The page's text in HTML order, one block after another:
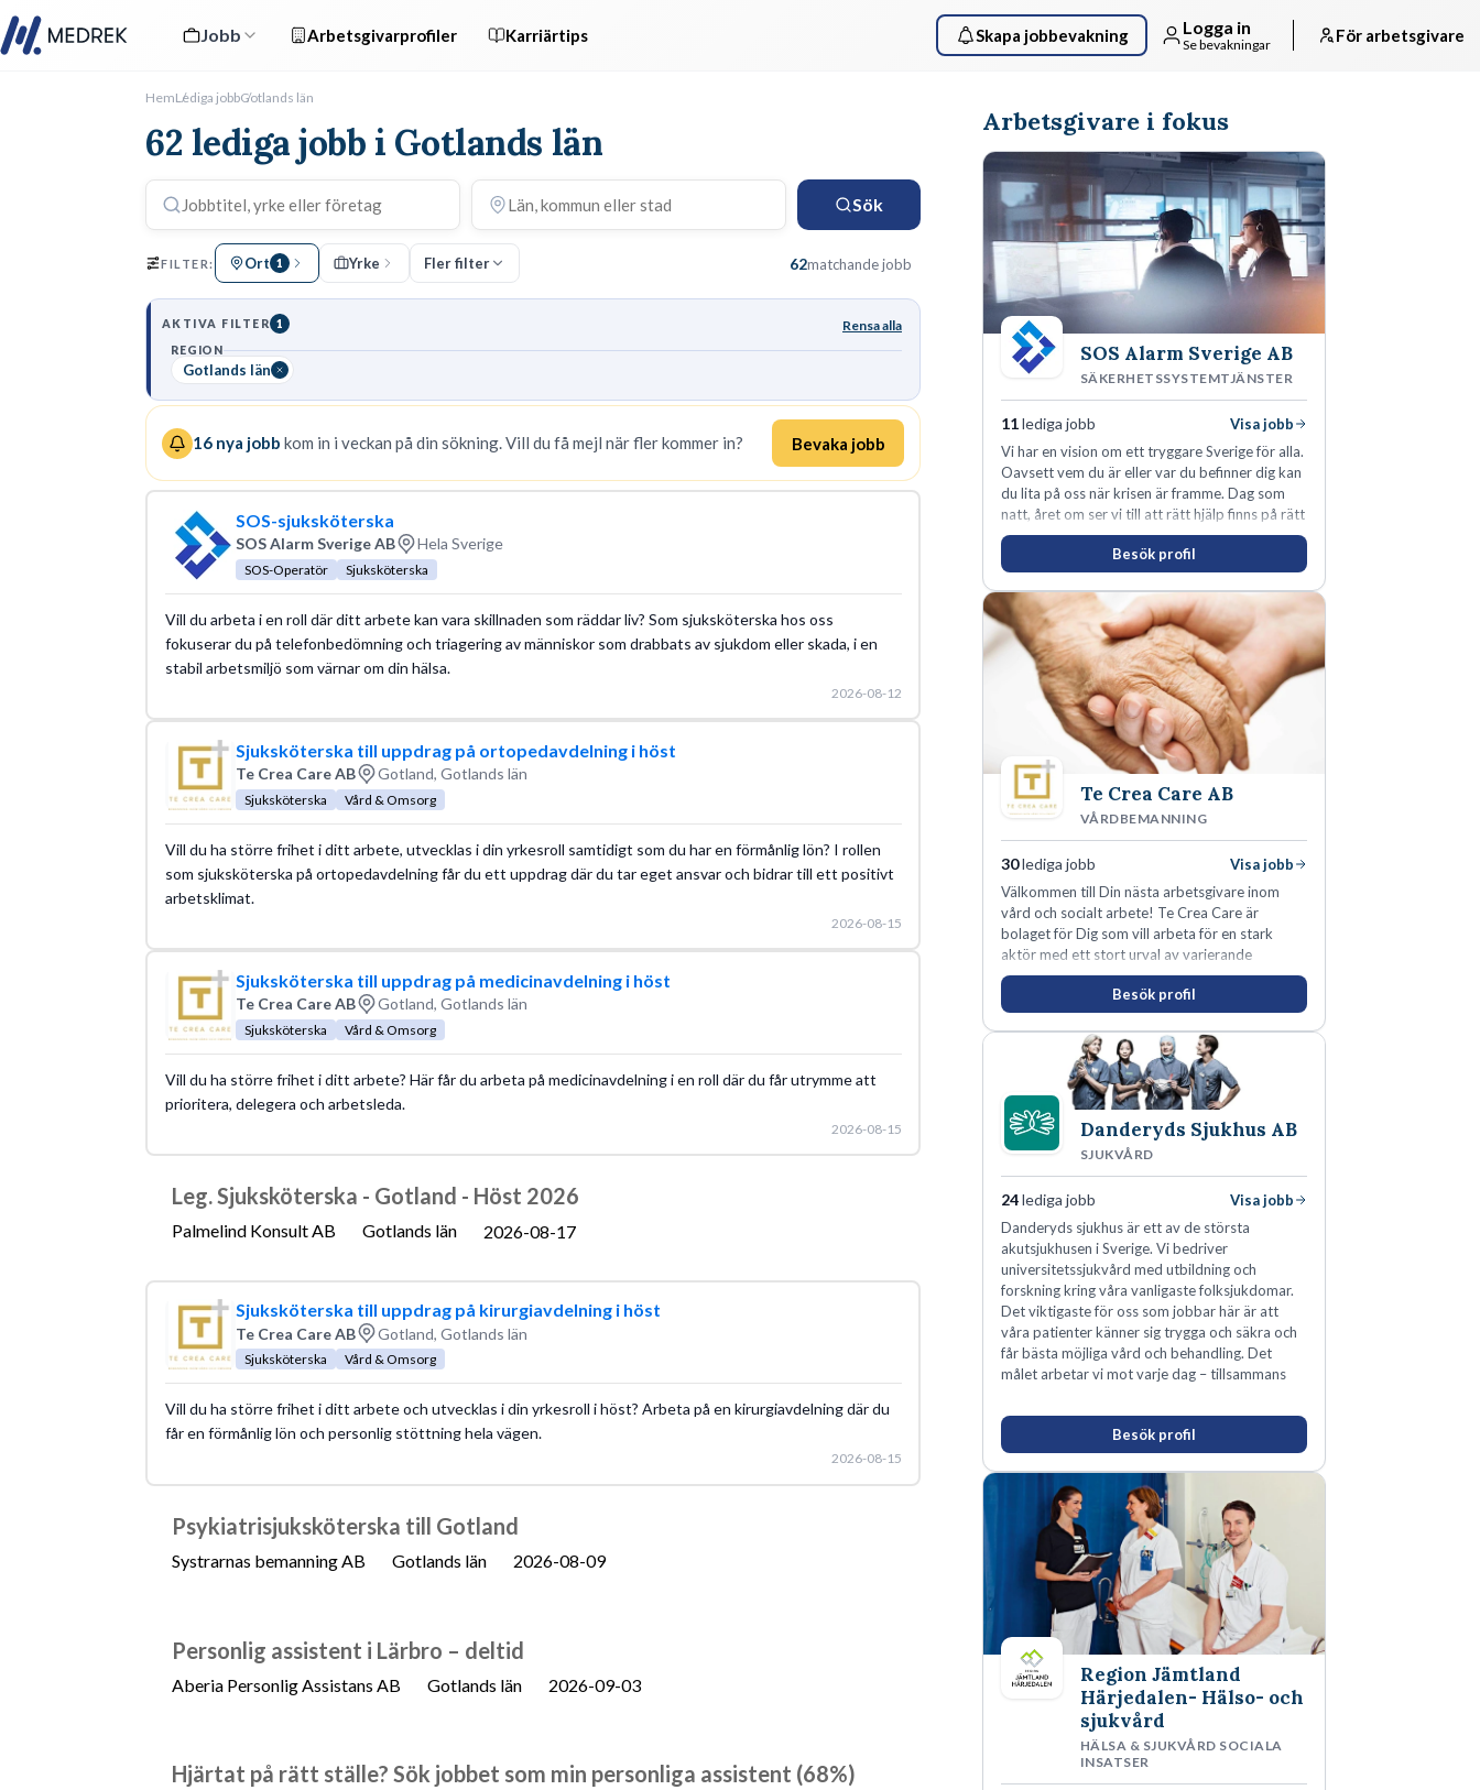
Jobb Arbetsgivarprofiler Karriärtips Skapa jobbevakning Logga in
Se bevakningar För arbetsgivare
HemLediga jobbGotlands län
62 lediga jobb i Gotlands län
Sök
FILTER: Ort 1 Yrke Fler filter 62matchande jobb
AKTIVA FILTER 1 Rensa alla
REGION
Gotlands län
16 nya jobb kom in i veckan på din sökning. Vill du få mejl när fler kommer in? Bevaka jobb
SOS-sjuksköterska
SOS Alarm Sverige AB Hela Sverige
SOS-Operatör Sjuksköterska
Vill du arbeta i en roll där ditt arbete kan vara skillnaden som räddar liv? Som sjuksköterska hos oss
fokuserar du på telefonbedömning och triagering av människor som drabbats av sjukdom eller skada, i en
stabil arbetsmiljö som värnar om din hälsa.
2026-08-12
Sjuksköterska till uppdrag på ortopedavdelning i höst
Te Crea Care AB Gotland, Gotlands län
Sjuksköterska Vård & Omsorg
Vill du ha större frihet i ditt arbete, utvecklas i din yrkesroll samtidigt som du har en förmånlig lön? I rollen
som sjuksköterska på ortopedavdelning får du ett uppdrag där du tar eget ansvar och bidrar till ett positivt
arbetsklimat.
2026-08-15
Sjuksköterska till uppdrag på medicinavdelning i höst
Te Crea Care AB Gotland, Gotlands län
Sjuksköterska Vård & Omsorg
Vill du ha större frihet i ditt arbete? Här får du arbeta på medicinavdelning i en roll där du får utrymme att
prioritera, delegera och arbetsleda.
2026-08-15
Leg. Sjuksköterska - Gotland - Höst 2026
Palmelind Konsult AB Gotlands län 2026-08-17
Sjuksköterska till uppdrag på kirurgiavdelning i höst
Te Crea Care AB Gotland, Gotlands län
Sjuksköterska Vård & Omsorg
Vill du ha större frihet i ditt arbete och utvecklas i din yrkesroll i höst? Arbeta på en kirurgiavdelning där du
får en förmånlig lön och personlig stöttning hela vägen.
2026-08-15
Psykiatrisjuksköterska till Gotland
Systrarnas bemanning AB Gotlands län 2026-08-09
Personlig assistent i Lärbro – deltid
Aberia Personlig Assistans AB Gotlands län 2026-09-03
Hjärtat på rätt ställe? Sök jobbet som min personliga assistent (68%)
Arbetsgivare i fokus
SOS Alarm Sverige AB
SÄKERHETSSYSTEMTJÄNSTER
11lediga jobb
Visa jobb
Vi har en vision om ett tryggare Sverige för alla.
Oavsett vem du är eller var du befinner dig kan
du lita på oss när krisen är framme. Dag som
natt, året om ser vi till att rätt hjälp finns på rätt
plats i rätt tid.
Besök profil
Te Crea Care AB
VÅRDBEMANNING
30lediga jobb
Visa jobb
Välkommen till Din nästa arbetsgivare inom
vård och socialt arbete! Te Crea Care är
bolaget för Dig som vill arbeta för en stark
aktör med ett stort urval av varierande
uppdrag i hela Sverige både inom den privata
som offentliga sektorn.Besök profil
Danderyds Sjukhus AB
SJUKVÅRD
24lediga jobb
Visa jobb
Danderyds sjukhus är ett av de största
akutsjukhusen i Sverige. Vi bedriver
universitetssjukvård med utbildning och
forskning kring våra vanligaste folksjukdomar.
Det viktigaste för oss som jobbar här är att
våra patienter känner sig trygga och säkra och
får bästa möjliga vård och behandling. Det
målet arbetar vi mot varje dag – tillsammans
Besök profil
Region Jämtland
Härjedalen- Hälso- och
sjukvård
HÄLSA & SJUKVÅRD SOCIALA
INSATSER